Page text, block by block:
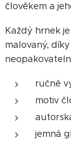
člověkem a
Každý hrnek
malovaný,
ručně
motiv
jemná